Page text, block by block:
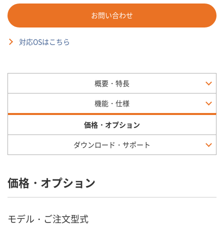
お問い合わせ
対応OSはこちら
概要・特長
機能・仕様
価格・オプション
ダウンロード・サポート
価格・オプション
モデル・ご注文型式